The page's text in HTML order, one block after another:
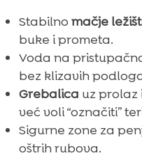
Stabilno mačje
buke i prometa.
Voda na
bez klizavih
Grebalica uz prolaz
već voli “označiti”
Sigurne zone za
oštrih rubova.